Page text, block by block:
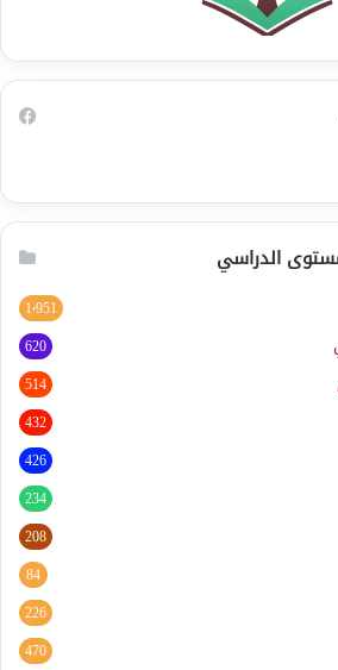
الدراسي
1٬951
620
514
432
426
234
208
84
226
470